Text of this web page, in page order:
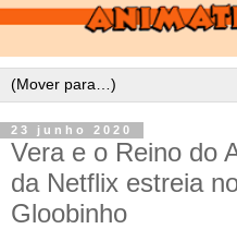
23 junho 2020
Vera e o Reino do
da Netflix estreia
Gloobinho